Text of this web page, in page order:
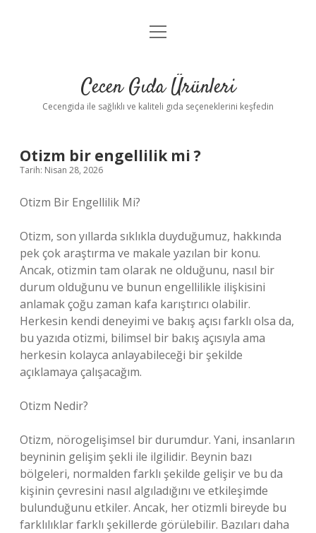
Anasayfa
Yasal Uyarı
menüyü
Cecen Gıda Ürünleri
Cecengida ile sağlıklı ve kaliteli gıda seçeneklerini keşfedin
Otizm bir engellilik mi ?
Tarih: Nisan 28, 2026
Otizm Bir Engellilik Mi?
Otizm, son yıllarda sıklıkla duyduğumuz, hakkında
pek çok araştırma ve makale yazılan bir konu.
Ancak, otizmin tam olarak ne olduğunu, nasıl bir
durum olduğunu ve bunun engellilikle ilişkisini
anlamak çoğu zaman kafa karıştırıcı olabilir.
Herkesin kendi deneyimi ve bakış açısı farklı olsa da,
bu yazıda otizmi, bilimsel bir bakış açısıyla ama
herkesin kolayca anlayabileceği bir şekilde
açıklamaya çalışacağım.
Otizm Nedir?
Otizm, nörogelişimsel bir durumdur. Yani, insanların
beyninin gelişim şekli ile ilgilidir. Beynin bazı
bölgeleri, normalden farklı şekilde gelişir ve bu da
kişinin çevresini nasıl algıladığını ve etkileşimde
bulunduğunu etkiler. Ancak, her otizmli bireyde bu
farklılıklar farklı şekillerde görülebilir. Bazıları daha